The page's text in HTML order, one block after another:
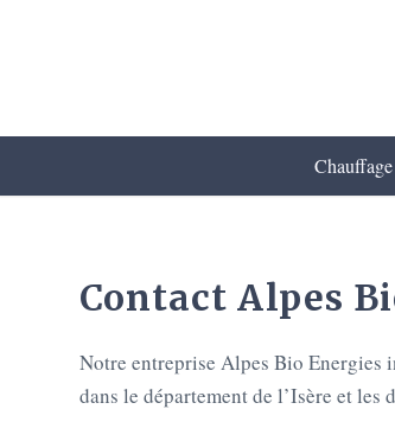
Chauffage
Contact Alpes
Notre entreprise Alpes Bio Energies
dans le département de l’Isère et les